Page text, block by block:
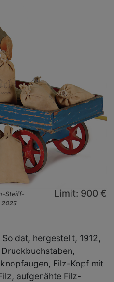
Steiff-
2025
Limit: 900 €
hergestellt, 1912,
Filz-Kopf mit
aufgenähte Filz-